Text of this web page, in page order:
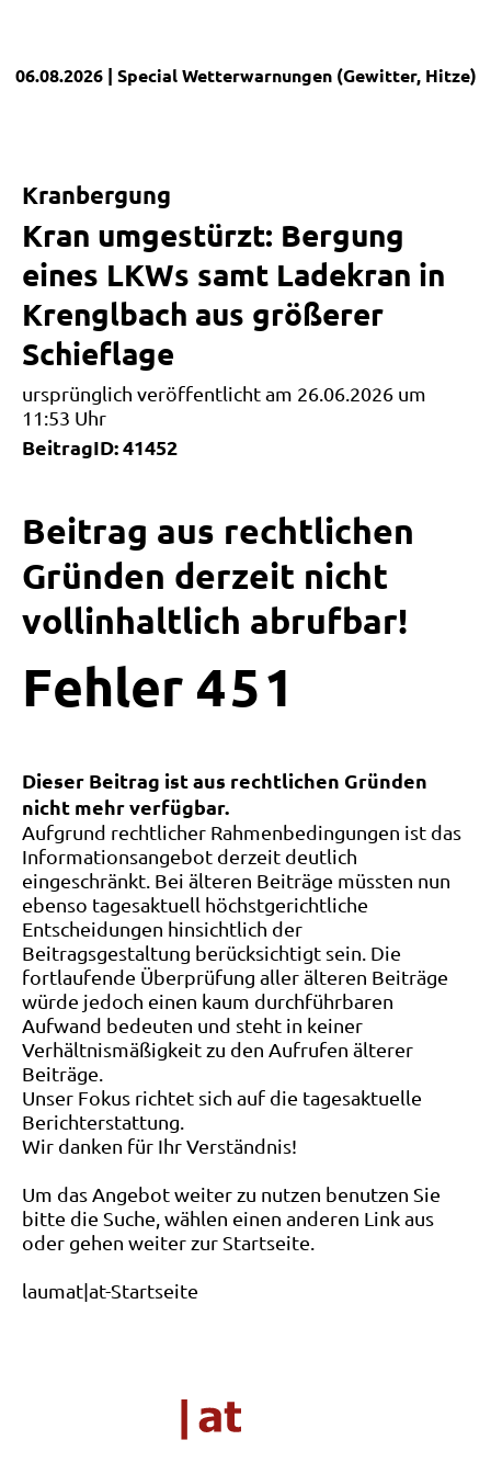
06.08.2026 | SpecialWetterwarnungen (Gewitter, Hitze)
Kranbergung
Kran umgestürzt: Bergung
eines LKWs samt Ladekran in
Krenglbach aus größerer
Schieflage
ursprünglich veröffentlicht am 26.06.2026 um
11:53 Uhr
BeitragID: 41452
Beitrag aus rechtlichen
Gründen derzeit nicht
vollinhaltlich abrufbar!
Fehler 4 5 1
Dieser Beitrag ist aus rechtlichen Gründen
nicht mehr verfügbar.
Aufgrund rechtlicher Rahmenbedingungen ist das
Informationsangebot derzeit deutlich
eingeschränkt. Bei älteren Beiträge müssten nun
ebenso tagesaktuell höchstgerichtliche
Entscheidungen hinsichtlich der
Beitragsgestaltung berücksichtigt sein. Die
fortlaufende Überprüfung aller älteren Beiträge
würde jedoch einen kaum durchführbaren
Aufwand bedeuten und steht in keiner
Verhältnismäßigkeit zu den Aufrufen älterer
Beiträge.
Unser Fokus richtet sich auf die tagesaktuelle
Berichterstattung.
Wir danken für Ihr Verständnis!
Um das Angebot weiter zu nutzen benutzen Sie
bitte die Suche, wählen einen anderen Link aus
oder gehen weiter zur Startseite.
laumat|at-Startseite